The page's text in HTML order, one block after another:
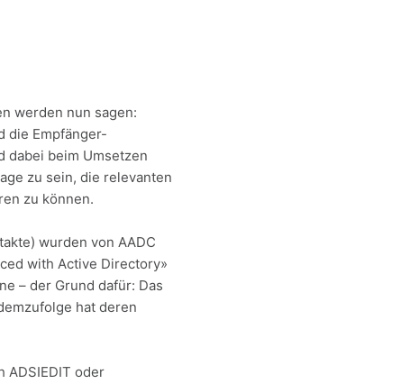
werden nun sagen:
die Empfänger-
dabei beim Umsetzen
zu sein, die relevanten
zu können.
wurden von AADC
with Active Directory»
– der Grund dafür: Das
hat deren
ADSIEDIT oder